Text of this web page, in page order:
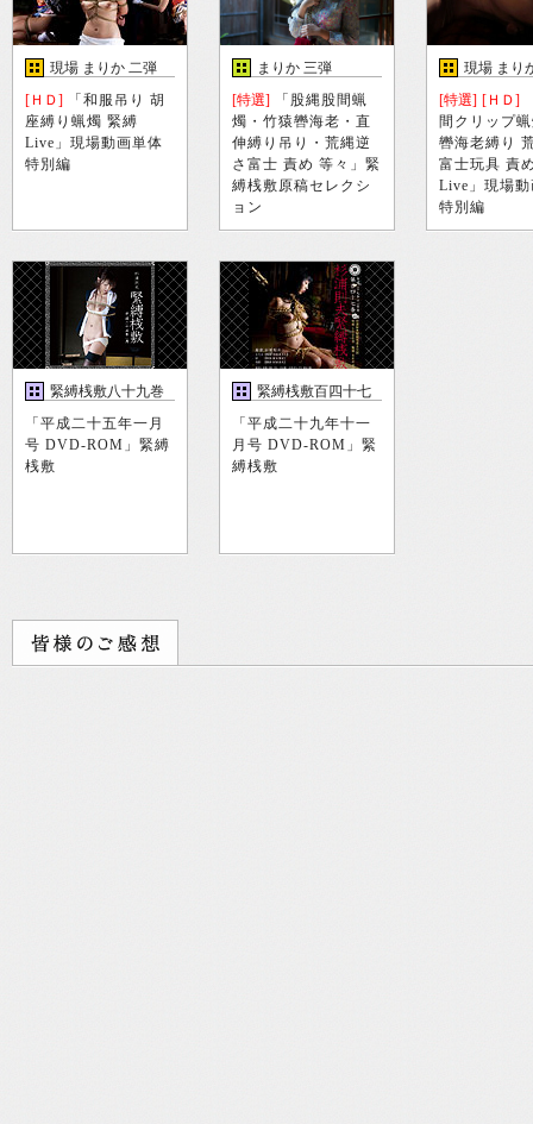
現場 まりか 二弾
[ＨＤ] 「和服吊り 胡
座縛り蝋燭 緊縛
Live」現場動画単体
特別編
まりか 三弾
[特選] 「股縄股間蝋
燭・竹猿轡海老・直
伸縛り吊り・荒縄逆
さ富士 責め 等々」緊
縛桟敷原稿セレクシ
ョン
現場 まり
[特選] [ＨＤ]
間クリップ
轡海老縛り
富士玩具 責
Live」現場
特別編
緊縛桟敷八十九巻
「平成二十五年一月
号 DVD-ROM」緊縛
桟敷
緊縛桟敷百四十七
巻
「平成二十九年十一
月号 DVD-ROM」緊
縛桟敷